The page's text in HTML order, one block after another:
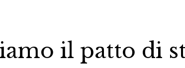
il patto di